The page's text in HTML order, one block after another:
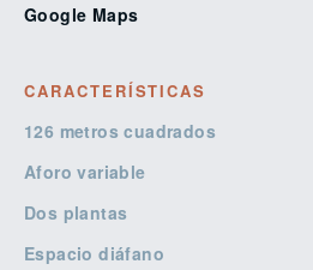
Google Maps
CARACTERÍSTICAS
126 metros cuadrados
Aforo variable
Dos plantas
Espacio diáfano